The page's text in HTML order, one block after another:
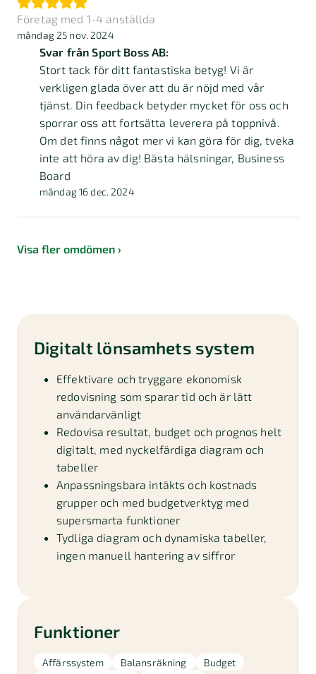
Företag med 1-4 anställda
måndag 25 nov. 2024
Svar från Sport Boss AB:
Stort tack för ditt fantastiska betyg! Vi är
verkligen glada över att du är nöjd med vår
tjänst. Din feedback betyder mycket för oss och
sporrar oss att fortsätta leverera på toppnivå.
Om det finns något mer vi kan göra för dig, tveka
inte att höra av dig! Bästa hälsningar, Business
Board
måndag 16 dec. 2024
Visa fler omdömen
Digitalt lönsamhets system
Effektivare och tryggare ekonomisk
redovisning som sparar tid och är lätt
användarvänligt
Redovisa resultat, budget och prognos helt
digitalt, med nyckelfärdiga diagram och
tabeller
Anpassningsbara intäkts och kostnads
grupper och med budgetverktyg med
supersmarta funktioner
Tydliga diagram och dynamiska tabeller,
ingen manuell hantering av siffror
Funktioner
Affärssystem Balansräkning
Budget